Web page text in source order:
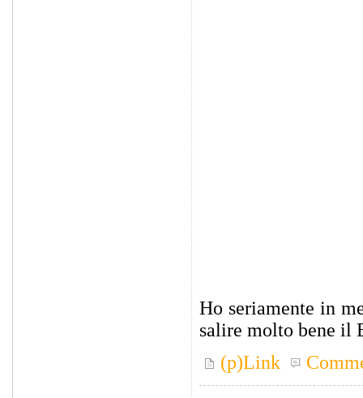
Ho seriamente in
salire molto bene il
(p)Link